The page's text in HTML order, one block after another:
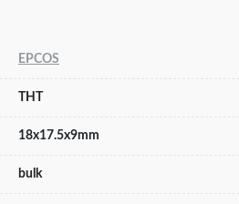
EPCOS
THT
18x17.5x9mm
bulk